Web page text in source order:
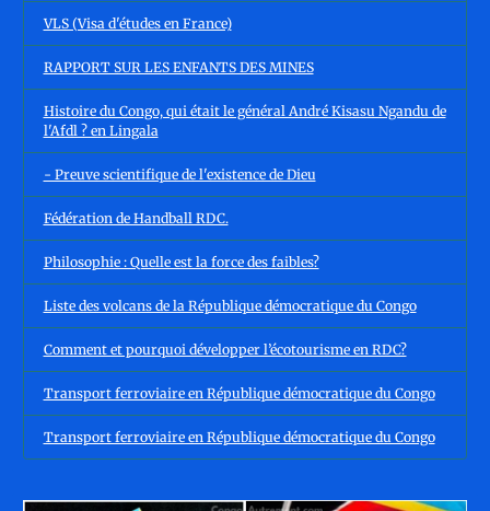
VLS (Visa d'études en France)
RAPPORT SUR LES ENFANTS DES MINES
Histoire du Congo, qui était le général André Kisasu Ngandu de
l'Afdl ? en Lingala
- Preuve scientifique de l'existence de Dieu
Fédération de Handball RDC.
Philosophie : Quelle est la force des faibles?
Liste des volcans de la République démocratique du Congo
Comment et pourquoi développer l’écotourisme en RDC?
Transport ferroviaire en République démocratique du Congo
Transport ferroviaire en République démocratique du Congo